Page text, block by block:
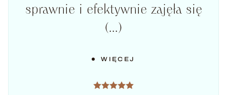
sprawnie i efektywnie zajęła się
(...)
WIĘCEJ